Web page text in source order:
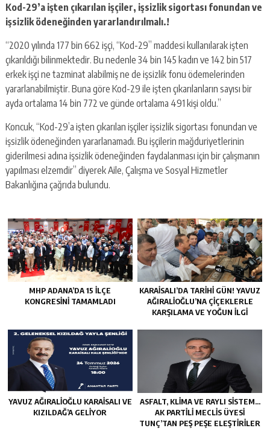
Kod-29’a işten çıkarılan işçiler, işsizlik sigortası fonundan ve
işsizlik ödeneğinden yararlandırılmalı.!
“2020 yılında 177 bin 662 işçi, “Kod-29” maddesi kullanılarak işten
çıkarıldığı bilinmektedir. Bu nedenle 34 bin 145 kadın ve 142 bin 517
erkek işçi ne tazminat alabilmiş ne de işsizlik fonu ödemelerinden
yararlanabilmiştir. Buna göre Kod-29 ile işten çıkarılanların sayısı bir
ayda ortalama 14 bin 772 ve günde ortalama 491 kişi oldu.”
Koncuk, “Kod-29’a işten çıkarılan işçiler işsizlik sigortası fonundan ve
işsizlik ödeneğinden yararlanamadı. Bu işçilerin mağduriyetlerinin
giderilmesi adına işsizlik ödeneğinden faydalanması için bir çalışmanın
yapılması elzemdir” diyerek Aile, Çalışma ve Sosyal Hizmetler
Bakanlığına çağrıda bulundu.
MHP ADANA’DA 15 İLÇE
KONGRESINI TAMAMLADI
KARAISALI’DA TARIHI GÜN! YAVUZ
AĞIRALIOĞLU’NA ÇIÇEKLERLE
KARŞILAMA VE YOĞUN İLGI
YAVUZ AĞIRALIOĞLU KARAISALI VE
KIZILDAĞ’A GELIYOR
ASFALT, KLIMA VE RAYLI SISTEM…
AK PARTILI MECLIS ÜYESI
TUNÇ’TAN PEŞ PEŞE ELEŞTIRILER